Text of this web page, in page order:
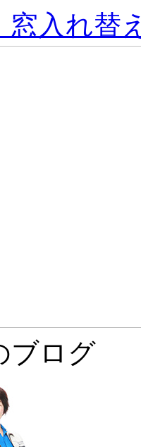
入れ替え
ブログ